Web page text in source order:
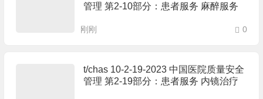
管理 第2-10部分：患者服务 麻醉服务
刚刚 0
t/chas 10-2-19-2023 中国医院质量安全
管理 第2-19部分：患者服务 内镜治疗